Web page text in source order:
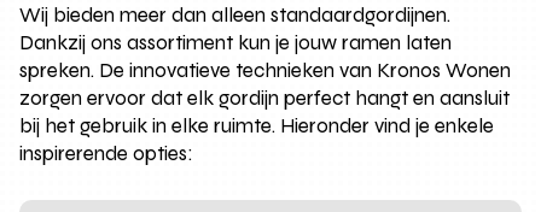
Wij bieden meer dan alleen standaardgordijnen.
Dankzij ons assortiment kun je jouw ramen laten
spreken. De innovatieve technieken van Kronos Wonen
zorgen ervoor dat elk gordijn perfect hangt en aansluit
bij het gebruik in elke ruimte. Hieronder vind je enkele
inspirerende opties: